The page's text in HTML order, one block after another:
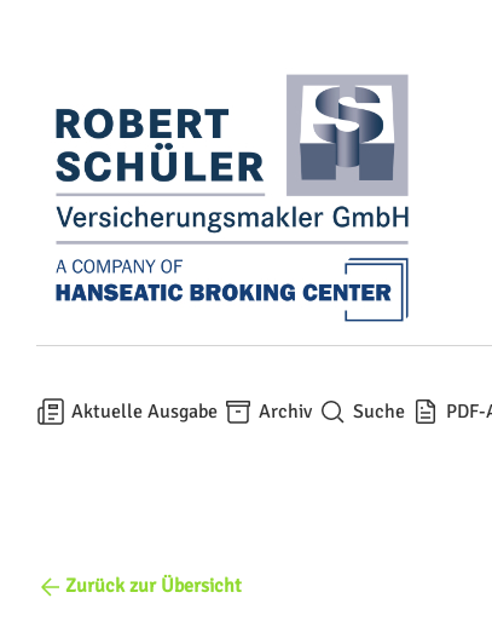
Aktuelle Ausgabe Archiv Suche
Zurück zur Übersicht